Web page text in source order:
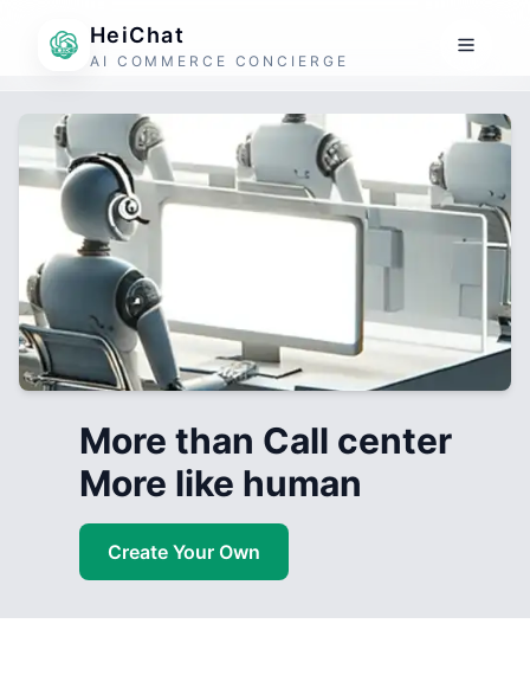
HeiChat
AI COMMERCE CONCIERGE
More than Call center
More like human
Create Your Own